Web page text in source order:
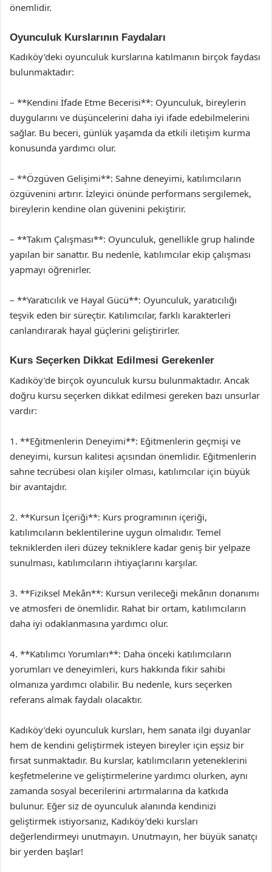
önemlidir.
Oyunculuk Kurslarının Faydaları
Kadıköy’deki oyunculuk kurslarına katılmanın birçok faydası
bulunmaktadır:
– **Kendini İfade Etme Becerisi**: Oyunculuk, bireylerin
duygularını ve düşüncelerini daha iyi ifade edebilmelerini
sağlar. Bu beceri, günlük yaşamda da etkili iletişim kurma
konusunda yardımcı olur.
– **Özgüven Gelişimi**: Sahne deneyimi, katılımcıların
özgüvenini artırır. İzleyici önünde performans sergilemek,
bireylerin kendine olan güvenini pekiştirir.
– **Takım Çalışması**: Oyunculuk, genellikle grup halinde
yapılan bir sanattır. Bu nedenle, katılımcılar ekip çalışması
yapmayı öğrenirler.
– **Yaratıcılık ve Hayal Gücü**: Oyunculuk, yaratıcılığı
teşvik eden bir süreçtir. Katılımcılar, farklı karakterleri
canlandırarak hayal güçlerini geliştirirler.
Kurs Seçerken Dikkat Edilmesi Gerekenler
Kadıköy’de birçok oyunculuk kursu bulunmaktadır. Ancak
doğru kursu seçerken dikkat edilmesi gereken bazı unsurlar
vardır:
1. **Eğitmenlerin Deneyimi**: Eğitmenlerin geçmişi ve
deneyimi, kursun kalitesi açısından önemlidir. Eğitmenlerin
sahne tecrübesi olan kişiler olması, katılımcılar için büyük
bir avantajdır.
2. **Kursun İçeriği**: Kurs programının içeriği,
katılımcıların beklentilerine uygun olmalıdır. Temel
tekniklerden ileri düzey tekniklere kadar geniş bir yelpaze
sunulması, katılımcıların ihtiyaçlarını karşılar.
3. **Fiziksel Mekân**: Kursun verileceği mekânın donanımı
ve atmosferi de önemlidir. Rahat bir ortam, katılımcıların
daha iyi odaklanmasına yardımcı olur.
4. **Katılımcı Yorumları**: Daha önceki katılımcıların
yorumları ve deneyimleri, kurs hakkında fikir sahibi
olmanıza yardımcı olabilir. Bu nedenle, kurs seçerken
referans almak faydalı olacaktır.
Kadıköy’deki oyunculuk kursları, hem sanata ilgi duyanlar
hem de kendini geliştirmek isteyen bireyler için eşsiz bir
fırsat sunmaktadır. Bu kurslar, katılımcıların yeteneklerini
keşfetmelerine ve geliştirmelerine yardımcı olurken, aynı
zamanda sosyal becerilerini artırmalarına da katkıda
bulunur. Eğer siz de oyunculuk alanında kendinizi
geliştirmek istiyorsanız, Kadıköy’deki kursları
değerlendirmeyi unutmayın. Unutmayın, her büyük sanatçı
bir yerden başlar!